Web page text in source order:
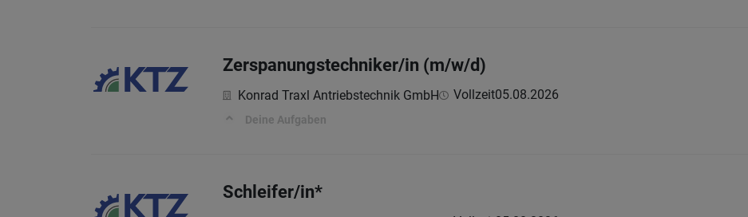
Zerspanungstechniker/in (m/w/d)
Konrad Traxl Antriebstechnik GmbH Vollzeit05.08.2026
Deine Aufgaben
Schleifer/in*